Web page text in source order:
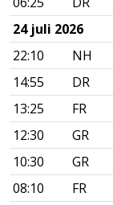
24 juli 2026
22:10
NH
14:55
DR
13:25
FR
12:30
GR
10:30
GR
08:10
FR